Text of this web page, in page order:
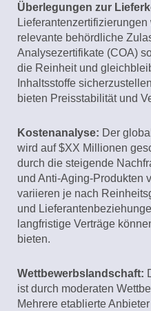
Überlegungen zur
relevante behördliche
Analysezertifikate (COA)
die Reinheit und
Inhaltsstoffe
bieten Preisstabilität und
Kostenanalyse: Der
wird auf $XX Millionen
durch die steigende
und Anti-Aging-Produkten
variieren je nach
und
langfristige Verträge
bieten.
Wettbewerbslandschaft:
ist durch moderaten
Mehrere etablierte